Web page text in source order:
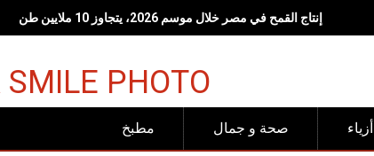
إنتاج القمح في مصر خلال موسم 2026، يتجاوز 10 ملايين طن
SMILE PHOTO
مطبخ صحة و جمال أزياء